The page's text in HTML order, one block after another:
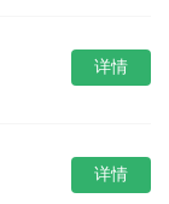
详情
详情